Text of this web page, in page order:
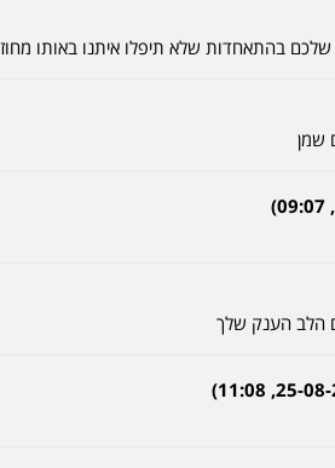
בהתאחדות שלא תיפלו איתנו באותו מחוז
שמן
הלב הענק שלך